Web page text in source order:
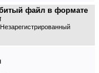
битый файл в формате